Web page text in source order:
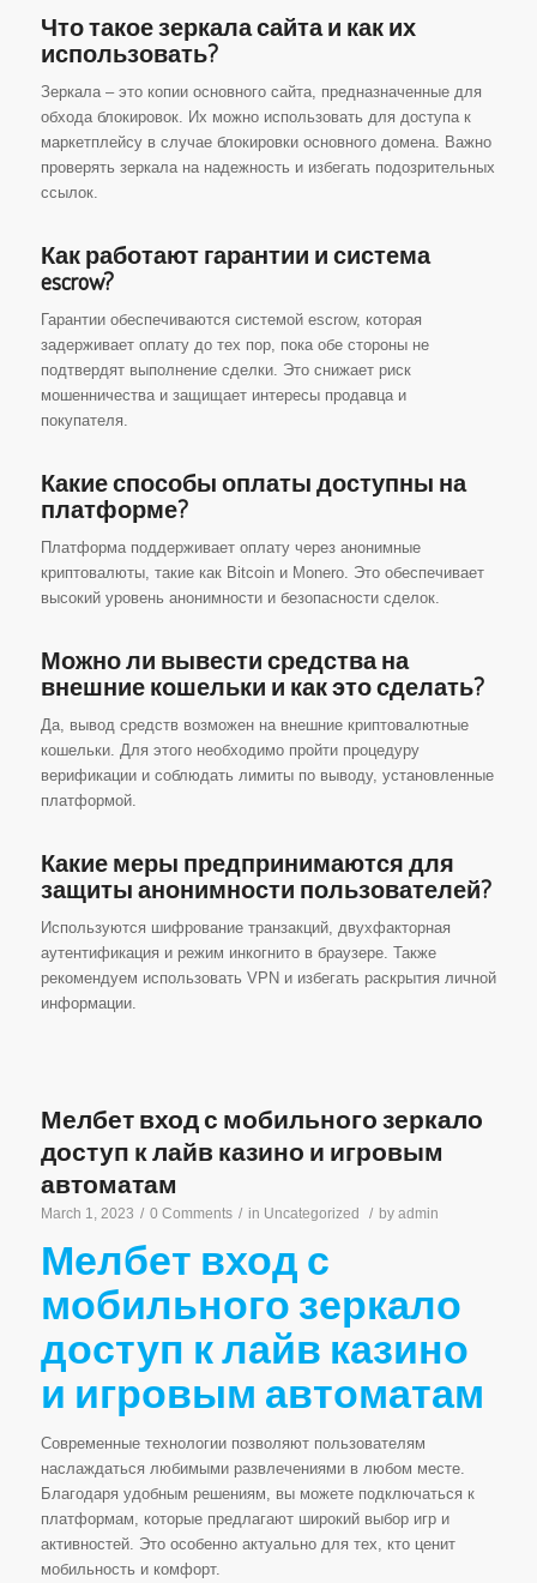
Что такое зеркала сайта и как их
использовать?
Зеркала – это копии основного сайта, предназначенные для
обхода блокировок. Их можно использовать для доступа к
маркетплейсу в случае блокировки основного домена. Важно
проверять зеркала на надежность и избегать подозрительных
ссылок.
Как работают гарантии и система
escrow?
Гарантии обеспечиваются системой escrow, которая
задерживает оплату до тех пор, пока обе стороны не
подтвердят выполнение сделки. Это снижает риск
мошенничества и защищает интересы продавца и
покупателя.
Какие способы оплаты доступны на
платформе?
Платформа поддерживает оплату через анонимные
криптовалюты, такие как Bitcoin и Monero. Это обеспечивает
высокий уровень анонимности и безопасности сделок.
Можно ли вывести средства на
внешние кошельки и как это сделать?
Да, вывод средств возможен на внешние криптовалютные
кошельки. Для этого необходимо пройти процедуру
верификации и соблюдать лимиты по выводу, установленные
платформой.
Какие меры предпринимаются для
защиты анонимности пользователей?
Используются шифрование транзакций, двухфакторная
аутентификация и режим инкогнито в браузере. Также
рекомендуем использовать VPN и избегать раскрытия личной
информации.
Мелбет вход с мобильного зеркало
доступ к лайв казино и игровым
автоматам
March 1, 2023 / 0 Comments / in Uncategorized / by admin
Мелбет вход с
мобильного зеркало
доступ к лайв казино
и игровым автоматам
Современные технологии позволяют пользователям
наслаждаться любимыми развлечениями в любом месте.
Благодаря удобным решениям, вы можете подключаться к
платформам, которые предлагают широкий выбор игр и
активностей. Это особенно актуально для тех, кто ценит
мобильность и комфорт.